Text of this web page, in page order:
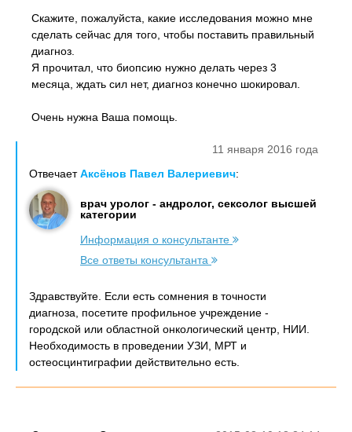
Скажите, пожалуйста, какие исследования можно мне
сделать сейчас для того, чтобы поставить правильный
диагноз.
Я прочитал, что биопсию нужно делать через 3
месяца, ждать сил нет, диагноз конечно шокировал.
Очень нужна Ваша помощь.
11 января 2016 года
ОтвечаетАксёнов Павел Валериевич:
врач уролог - андролог, сексолог высшей
категории
Информация о консультанте
Все ответы консультанта
Здравствуйте. Если есть сомнения в точности
диагноза, посетите профильное учреждение -
городской или областной онкологический центр, НИИ.
Необходимость в проведении УЗИ, МРТ и
остеосцинтиграфии действительно есть.